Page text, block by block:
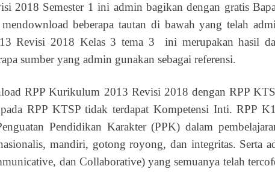
2018 Semester 1 ini admin bagikan dengan gratis
beberapa tautan di bawah yang telah
Revisi 2018 Kelas 3 tema 3 ini merupakan hasil
sumber yang admin gunakan sebagai referensi.
RPP Kurikulum 2013 Revisi 2018 dengan RPP
RPP KTSP tidak terdapat Kompetensi Inti. RPP
Pendidikan Karakter (PPK) dalam
mandiri, gotong royong, dan integritas. Serta
dan Collaborative) yang semuanya telah